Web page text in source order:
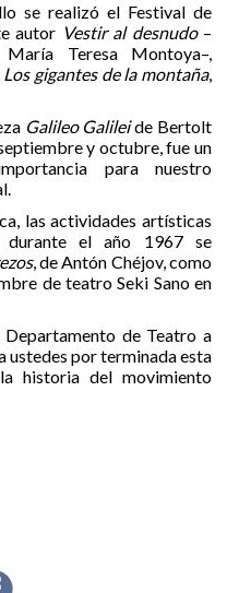
se realizó el Festival de
autor Vestir al desnudo–
Teresa Montoya–,
Los gigantes de la montaña,
Galileo Galileide Bertolt
y octubre, fue un
para nuestro
las actividades artísticas
durante el año 1967 se
, de Antón Chéjov, como
de teatro Seki Sano en
de Teatro a
ustedes por terminada esta
historia del movimiento